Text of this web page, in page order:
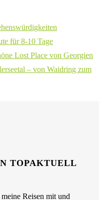
für 8-10 Tage
Lost Place von Georgien
– von Waidring zum
TOPAKTUELL
Reisen mit und